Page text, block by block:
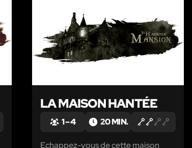
LA MAISON HANTÉE
1 – 4 20 MIN.
Echappez-vous de cette maison